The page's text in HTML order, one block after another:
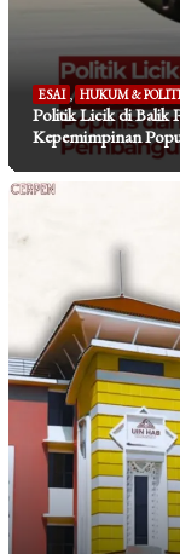
ESAI , HUKUM &
Politik Licik di Balik
Kepemimpinan